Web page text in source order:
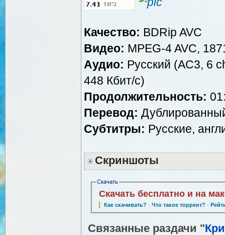
Качество: BDRip AVC
Видео: MPEG-4 AVC,
Аудио: Русский (AC3, 6
448 Кбит/c)
Продолжительность:
Перевод:
Субтитры: Русские,
Скриншоты
Скачать
Скачать бесплатно и на
Как скачивать? · Что такое торрент? ·
Связанные раздачи "